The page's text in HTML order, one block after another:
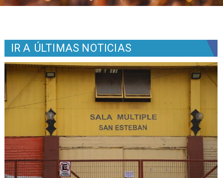
IR A ÚLTIMAS NOTICIAS